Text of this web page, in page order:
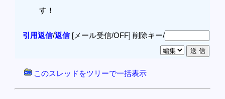
す！
引用返信/返信[メール受信/OFF] 削除キー/
このスレッドをツリーで一括表示